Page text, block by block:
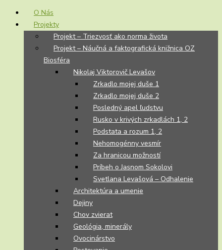
O Nás
Projekty
Projekt – Triezvosť ako norma života
Projekt – Náučná a faktografická knižnica OZ
Biosféra
Nikolaj Viktorovič Levašov
Zrkadlo mojej duše 1
Zrkadlo mojej duše 2
Posledný apel ľudstvu
Rusko v krivých zrkadlách 1, 2
Podstata a rozum 1, 2
Nehomogénny vesmír
Za hranicou možností
Príbeh o Jasnom Sokolovi
Svetlana Levašová – Odhalenie
Architektúra a umenie
Dejiny
Chov zvierat
Geológia, minerály
Ovocinárstvo